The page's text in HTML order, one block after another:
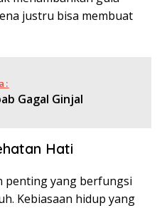
justru bisa membuat
Gagal Ginjal
Hati
penting yang berfungsi
Kebiasaan hidup yang